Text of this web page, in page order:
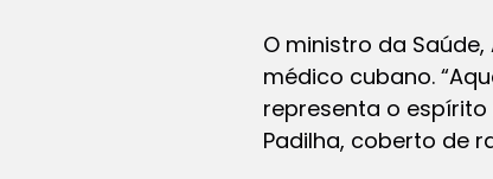
O ministro da
médico cubano.
representa o
Padilha, coberto de